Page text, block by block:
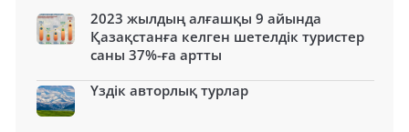
2023 жылдың алғашқы 9 айында
Қазақстанға келген шетелдік туристер
саны 37%-ға артты
Үздік авторлық турлар